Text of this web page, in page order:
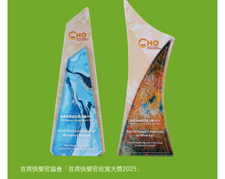
首席快樂官協會「首席快樂官欣賞大獎2025」